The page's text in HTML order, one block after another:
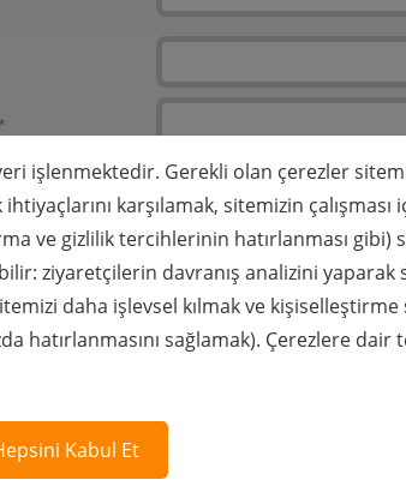
*
yer alan bilgileri okudum ve anladım.
işlenmektedir. Gerekli olan çerezler
karşılamak, sitemizin
gizlilik tercihlerinin hatırlanması gibi)
ziyaretçilerin davranış analizini
daha işlevsel kılmak ve
hatırlanmasını sağlamak). Çerezlere
Kabul Et